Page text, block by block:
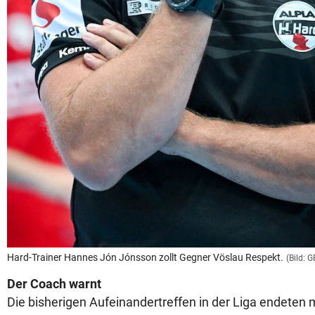
Hard-Trainer Hannes Jón Jónsson zollt Gegner Vöslau Respekt. (Bild:
Der Coach warnt
Die bisherigen Aufeinandertreffen in der Liga endeten